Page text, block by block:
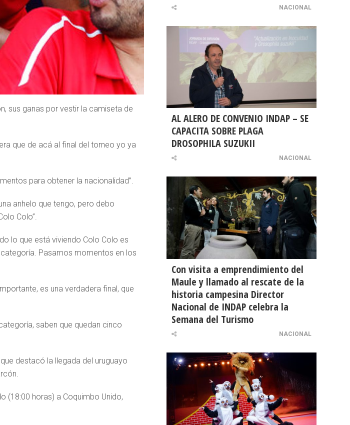
sus ganas por vestir la camiseta de
que de acá al final del torneo yo ya
para obtener la nacionalidad”.
anhelo que tengo, pero debo
Colo”.
lo que está viviendo Colo Colo es
Pasamos momentos en los
es una verdadera final, que
saben que quedan cinco
destacó la llegada del uruguayo
(18:00 horas) a Coquimbo Unido,
NACIONAL
AL ALERO DE CONVENIO INDAP – SE
CAPACITA SOBRE PLAGA
DROSOPHILA SUZUKII
NACIONAL
Con visita a emprendimiento del
Maule y llamado al rescate de la
historia campesina Director
Nacional de INDAP celebra la
Semana del Turismo
NACIONAL